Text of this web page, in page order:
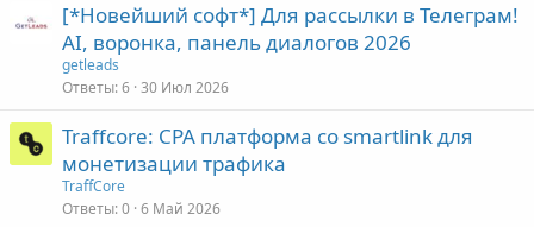
[*Новейший софт*] Для рассылки в Телеграм!
AI, воронка, панель диалогов 2026
getleads
Ответы 6 30 Июл 2026
Traffcore: CPA платформа со smartlink для
монетизации трафика
TraffCore
Ответы 0 6 Май 2026